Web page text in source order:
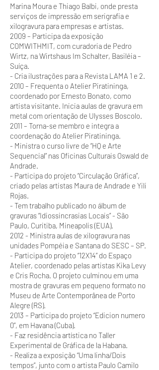
Marina Moura e Thiago Balbi, onde presta
serviços de impressão em serigrafia e
xilogravura para empresas e artistas.
2009 – Participa da exposição
COMWITHMIT, com curadoria de Pedro
Wirtz, na Wirtshaus Im Schalter, Basiléia –
Suíça.
- Cria ilustrações para a Revista LAMA 1 e 2.
2010 – Frequenta o Atelier Piratininga,
coordenado por Ernesto Bonato, como
artista visitante. Inicia aulas de gravura em
metal com orientação de Ulysses Boscolo.
2011 – Torna-se membro e integra a
coordenação do Atelier Piratininga.
- Ministra o curso livre de “HQ e Arte
Sequencial” nas Oficinas Culturais Oswald de
Andrade.
- Participa do projeto “Circulação Gráfica”,
criado pelas artistas Maura de Andrade e Yili
Rojas.
- Tem trabalho publicado no álbum de
gravuras “Idiossincrasias Locais” - São
Paulo, Curitiba, Mineapolis (EUA).
2012 - Ministra aulas de xilogravura nas
unidades Pompéia e Santana do SESC – SP.
- Participa do projeto “12X14” do Espaço
Atelier, coordenado pelas artistas Kika Levy
e Cris Rocha. O projeto culminou em uma
mostra de gravuras em pequeno formato no
Museu de Arte Contemporânea de Porto
Alegre (RS).
2013 – Participa do projeto “Edicion numero
0”, em Havana (Cuba).
- Faz residência artística no Taller
Experimental de Gráfica de la Habana.
- Realiza a exposição “Uma linha/Dois
tempos”, junto com o artista Paulo Camilo